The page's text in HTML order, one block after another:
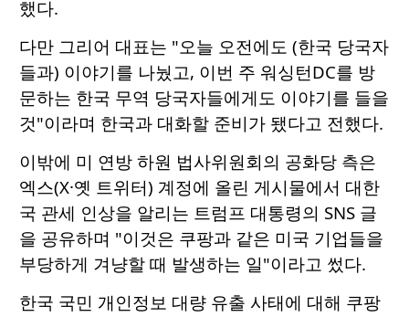
했다.
다만 그리어 대표는 "오늘 오전에도 (한국 당국자
들과) 이야기를 나눴고, 이번 주 워싱턴DC를 방
문하는 한국 무역 당국자들에게도 이야기를 들을
것"이라며 한국과 대화할 준비가 됐다고 전했다.
이밖에 미 연방 하원 법사위원회의 공화당 측은
엑스(X·옛 트위터) 계정에 올린 게시물에서 대한
국 관세 인상을 알리는 트럼프 대통령의 SNS 글
을 공유하며 "이것은 쿠팡과 같은 미국 기업들을
부당하게 겨냥할 때 발생하는 일"이라고 썼다.
한국 국민 개인정보 대량 유출 사태에 대해 쿠팡